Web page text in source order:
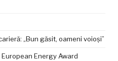
„Bun găsit, oameni voioși”
Energy Award